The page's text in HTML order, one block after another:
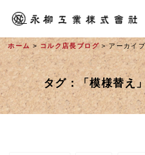
ホーム > コルク店長ブログ> アーカイブ
タグ：「模様替え